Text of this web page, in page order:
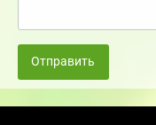
Отправить